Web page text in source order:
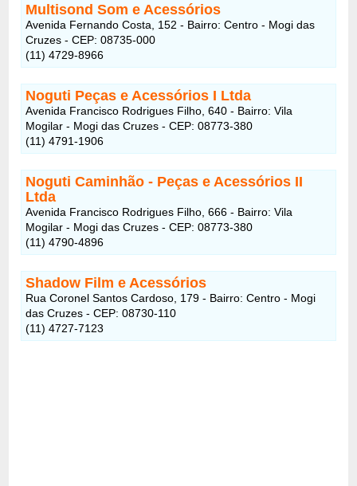
Multisond Som e Acessórios
Avenida Fernando Costa, 152 - Bairro: Centro - Mogi das
Cruzes - CEP: 08735-000
(11) 4729-8966
Noguti Peças e Acessórios I Ltda
Avenida Francisco Rodrigues Filho, 640 - Bairro: Vila
Mogilar - Mogi das Cruzes - CEP: 08773-380
(11) 4791-1906
Noguti Caminhão - Peças e Acessórios II
Ltda
Avenida Francisco Rodrigues Filho, 666 - Bairro: Vila
Mogilar - Mogi das Cruzes - CEP: 08773-380
(11) 4790-4896
Shadow Film e Acessórios
Rua Coronel Santos Cardoso, 179 - Bairro: Centro - Mogi
das Cruzes - CEP: 08730-110
(11) 4727-7123